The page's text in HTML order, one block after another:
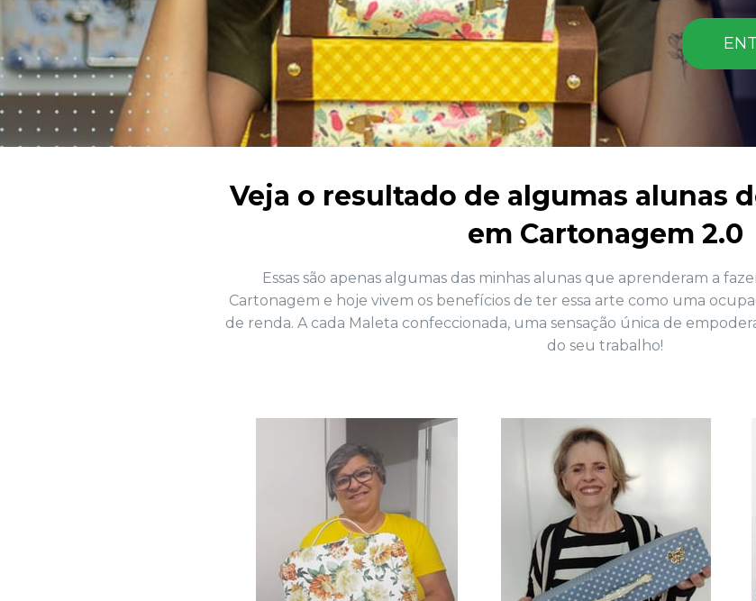
Veja o resultado de algumas alunas
em Cartonagem 2.0
Essas são apenas algumas das minhas alunas que aprenderam a
Cartonagem e hoje vivem os benefícios de ter essa arte como uma
de renda. A cada Maleta confeccionada, uma sensação única de
do seu trabalho!